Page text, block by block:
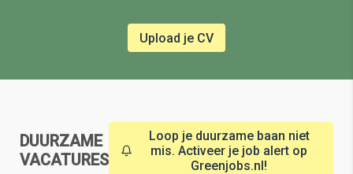
Upload je CV
DUURZAME
VACATURES
Loop je duurzame baan niet
mis. Activeer je job alert op
Greenjobs.nl!